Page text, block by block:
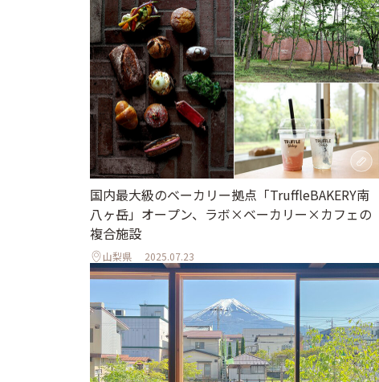
国内最大級のベーカリー拠点「TruffleBAKERY南
八ヶ岳」オープン、ラボ×ベーカリー×カフェの
複合施設
山梨県 2025.07.23